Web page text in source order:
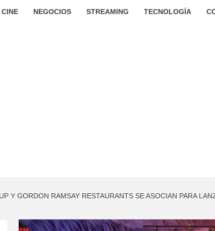
CINE NEGOCIOS STREAMING TECNOLOGÍA
Y GORDON RAMSAY RESTAURANTS SE ASOCIAN PARA